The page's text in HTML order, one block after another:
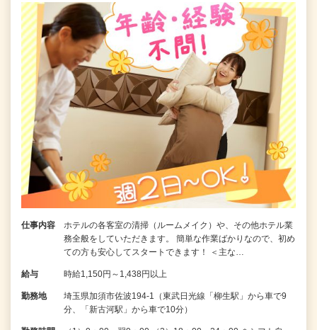
仕事内容
ホテルの各客室の清掃（ルームメイク）や、その他ホテル業
務全般をしていただきます。 簡単な作業ばかりなので、初め
ての方も安心してスタートできます！ ＜主な…
給与 時給1,150円～1,438円以上
勤務地
埼玉県加須市佐波194-1（東武日光線「柳生駅」から車で9
分、「新古河駅」から車で10分）